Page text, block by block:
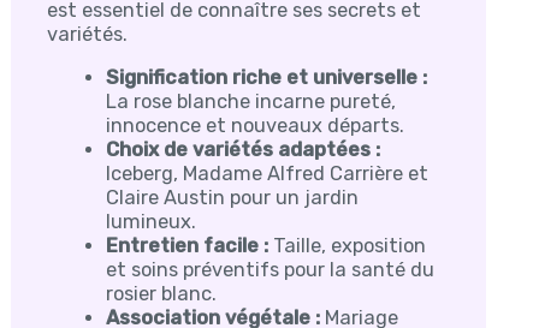
est essentiel de connaître ses secrets et
variétés.
Signification riche et universelle :
La rose blanche incarne pureté,
innocence et nouveaux départs.
Choix de variétés adaptées :
Iceberg, Madame Alfred Carrière et
Claire Austin pour un jardin
lumineux.
Entretien facile : Taille, exposition
et soins préventifs pour la santé du
rosier blanc.
Association végétale : Mariage